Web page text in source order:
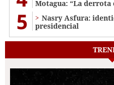
Motagua: “La
5
Nasry Asfura:
presidencial